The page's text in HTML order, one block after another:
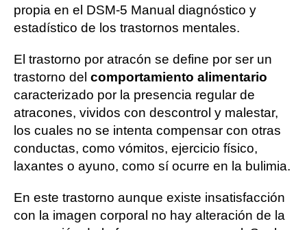
propia en el DSM-5 Manual diagnóstico y
estadístico de los trastornos mentales.
El trastorno por atracón se define por ser un
trastorno del comportamiento alimentario
caracterizado por la presencia regular de
atracones, vividos con descontrol y malestar,
los cuales no se intenta compensar con otras
conductas, como vómitos, ejercicio físico,
laxantes o ayuno, como sí ocurre en la bulimia.
En este trastorno aunque existe insatisfacción
con la imagen corporal no hay alteración de la